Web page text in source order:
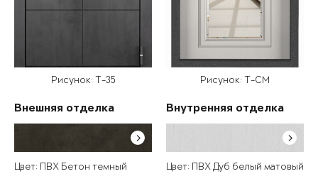
Рисунок: T-35
Внешняя отделка
Цвет: ПВХ Бетон темный
Рисунок: T-CM
Внутренняя отделка
Цвет: ПВХ Дуб белый матовый